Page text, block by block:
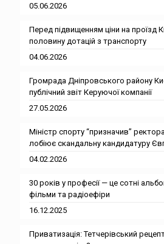
05.06.2026
Перед підвищенням ціни на проїзд
половину дотацій з транспорту
04.06.2026
Громрада Дніпровського району
публічний звіт Керуючої компанії
27.05.2026
Міністр спорту “призначив”
лобіює скандальну кандидатуру
04.02.2026
30 років у професії — це сотні
фільми та радіоефіри
16.12.2025
Приватизація: Тетчерівський